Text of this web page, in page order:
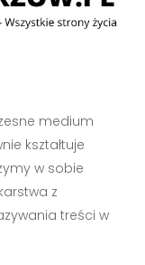
medium
kształtuje
w sobie
z
treści w